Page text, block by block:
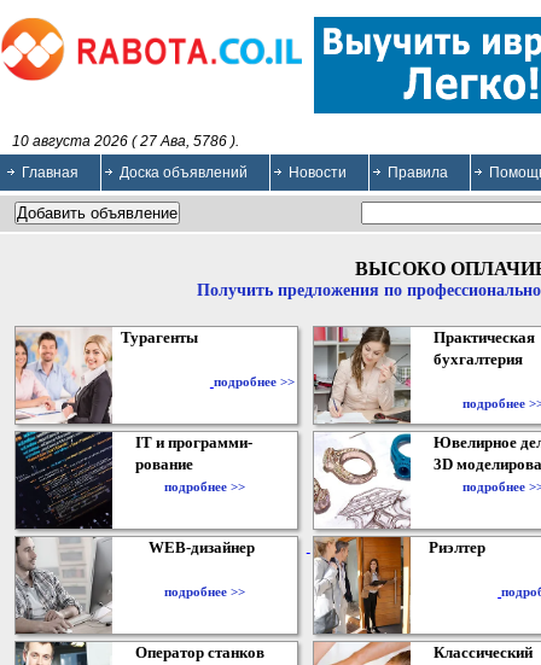
10 августа 2026 ( 27 Ава, 5786 ).
Главная
Доска объявлений Новости Правила
ВЫСОКО
Получить предложения по
Турагенты
подробнее >>
Практическая
бухгалтерия
подробнее
IT и программи-
рование
подробнее >>
Ювелирное
3D
подробнее
WEB-дизайнер
подробнее >>
Риэлтер
Оператор станков
Классический